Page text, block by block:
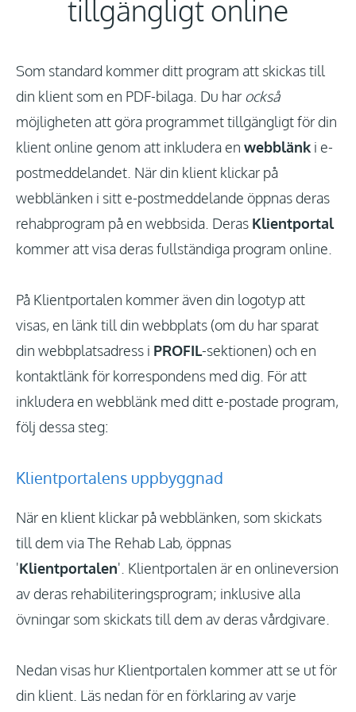
Uppdateringar
tillgängligt online
Som standard kommer ditt program att skickas till
din klient som en PDF-bilaga. Du har också
möjligheten att göra programmet tillgängligt för din
klient online genom att inkludera enwebblänk i e-
postmeddelandet. När din klient klickar på
webblänken i sitt e-postmeddelande öppnas deras
rehabprogram på en webbsida. Deras Klientportal
kommer att visa deras fullständiga program online.
På Klientportalen kommer även din logotyp att
visas, en länk till din webbplats (om du har sparat
din webbplatsadress i PROFIL-sektionen) och en
kontaktlänk för korrespondens med dig. För att
inkludera en webblänk med ditt e-postade program,
följ dessa steg:
Klientportalens uppbyggnad
När en klient klickar på webblänken, som skickats
till dem via The Rehab Lab, öppnas
'Klientportalen'. Klientportalen är en onlineversion
av deras rehabiliteringsprogram; inklusive alla
övningar som skickats till dem av deras vårdgivare.
Nedan visas hur Klientportalen kommer att se ut för
din klient. Läs nedan för en förklaring av varje